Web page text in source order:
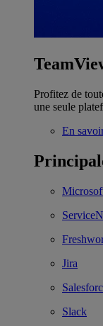
Profitez de
une seule
En
Jira
Slack